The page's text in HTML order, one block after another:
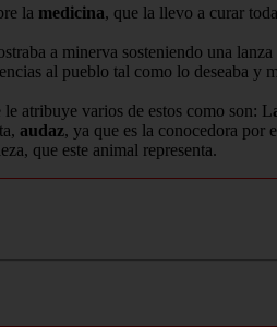
la medicina, que la llevo a curar
a minerva sosteniendo una
al pueblo tal como lo deseaba y
atribuye varios de estos como son: L
audaz, ya que es la conocedora por
que este animal representa.